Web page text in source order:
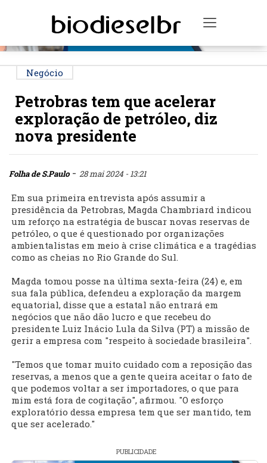
Toggle
Negócio
Petrobras tem que acelerar
exploração de petróleo, diz
nova presidente
Folha de S.Paulo- 28 mai 2024 - 13:21
Em sua primeira entrevista após assumir a
presidência da Petrobras, Magda Chambriard indicou
um reforço na estratégia de buscar novas reservas de
petróleo, o que é questionado por organizações
ambientalistas em meio à crise climática e a tragédias
como as cheias no Rio Grande do Sul.
Magda tomou posse na última sexta-feira (24) e, em
sua fala pública, defendeu a exploração da margem
equatorial, disse que a estatal não entrará em
negócios que não dão lucro e que recebeu do
presidente Luiz Inácio Lula da Silva (PT) a missão de
gerir a empresa com "respeito à sociedade brasileira".
"Temos que tomar muito cuidado com a reposição das
reservas, a menos que a gente queira aceitar o fato de
que podemos voltar a ser importadores, o que para
mim está fora de cogitação", afirmou. "O esforço
exploratório dessa empresa tem que ser mantido, tem
que ser acelerado."
PUBLICIDADE